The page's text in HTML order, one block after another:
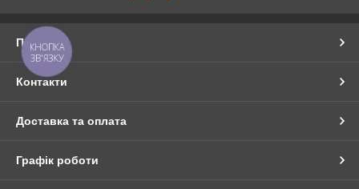
Про нас
Контакти
Доставка та оплата
Графік роботи
КНОПКА
ЗВ'ЯЗКУ